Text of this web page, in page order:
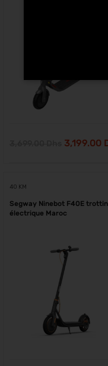
3,199.00
40 KM
Segway Ninebot F40E
électrique Maroc